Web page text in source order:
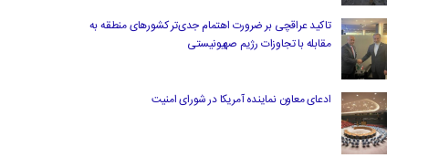
تاکید عراقچی بر ضرورت اهتمام جدی‌تر کشورهای منطقه به
مقابله با تجاوزات رژیم صهیونیستی
ادعای معاون نماینده آمریکا در شورای امنیت